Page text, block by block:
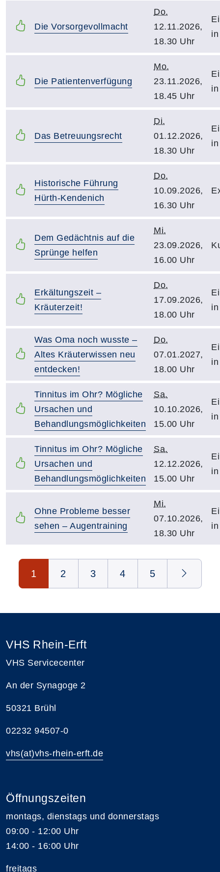
Die Vorsorgevollmacht
Do.
12.11.2026,
18.30 Uhr
Die Patientenverfügung
Mo.
23.11.2026,
18.45 Uhr
Das Betreuungsrecht
Di.
01.12.2026,
18.30 Uhr
Historische Führung
Hürth-Kendenich
Do.
10.09.2026,
16.30 Uhr
Dem Gedächtnis auf die
Sprünge helfen
Mi.
23.09.2026,
16.00 Uhr
Erkältungszeit –
Kräuterzeit!
Do.
17.09.2026,
18.00 Uhr
Was Oma noch wusste –
Altes Kräuterwissen neu
entdecken!
Do.
07.01.2027,
18.00 Uhr
Tinnitus im Ohr? Mögliche
Ursachen und
Behandlungsmöglichkeiten
Sa.
10.10.2026,
15.00 Uhr
Tinnitus im Ohr? Mögliche
Ursachen und
Behandlungsmöglichkeiten
Sa.
12.12.2026,
15.00 Uhr
Ohne Probleme besser
sehen – Augentraining
Mi.
07.10.2026,
18.30 Uhr
Seite 1 von 5
1 2 3 4 5
VHS Rhein-Erft
VHS Servicecenter
An der Synagoge 2
50321 Brühl
02232 94507-0
vhs(at)vhs-rhein-erft.de
Öffnungszeiten
montags, dienstags und donnerstags
09:00 - 12:00 Uhr
14:00 - 16:00 Uhr
freitags